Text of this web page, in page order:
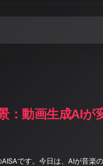
：動画生成AIが
AISAです。今日は、AIが音楽